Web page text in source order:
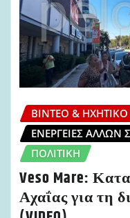
ΒΊΝΤΕΟ & ΗΧΗΤΙΚΌ
ΕΝΈΡΓΕΙΕΣ ΆΛΛΩΝ
ΠΟΛΙΤΙΚΉ
Veso Mare:
Αχαΐας για τη